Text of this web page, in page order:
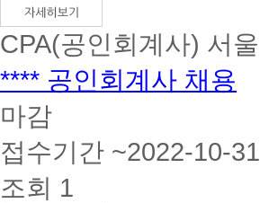
CPA(공인회계사) 서울
**** 공인회계사 채용
마감
접수기간 ~2022-10-31
조회 1